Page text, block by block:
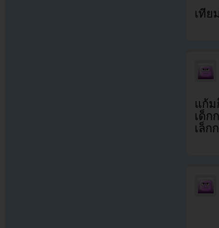
เทีย
แก้ม
เด็ก
เล็ก